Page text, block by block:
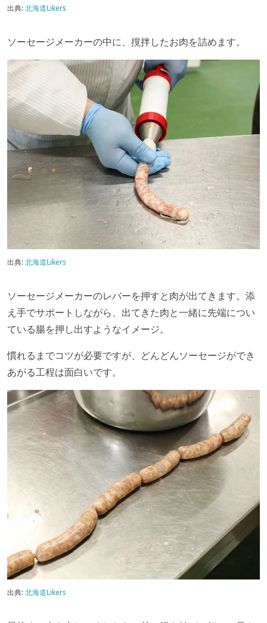
出典:北海道Likers
ソーセージメーカーの中に、撹拌したお肉を詰めます。
出典:北海道Likers
ソーセージメーカーのレバーを押すと肉が出てきます。添
え手でサポートしながら、出てきた肉と一緒に先端につい
ている腸を押し出すようなイメージ。
慣れるまでコツが必要ですが、どんどんソーセージができ
あがる工程は面白いです。
出典:北海道Likers